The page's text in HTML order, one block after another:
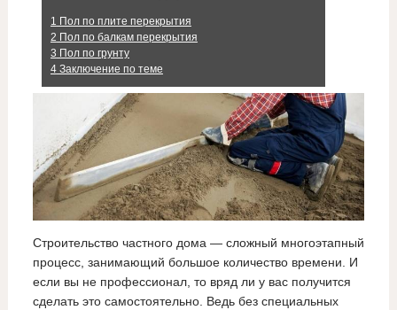
1 Пол по плите перекрытия
2 Пол по балкам перекрытия
3 Пол по грунту
4Заключение по теме
Строительство частного дома — сложный многоэтапный
процесс, занимающий большое количество времени. И
если вы не профессионал, то вряд ли у вас получится
сделать это самостоятельно. Ведь без специальных